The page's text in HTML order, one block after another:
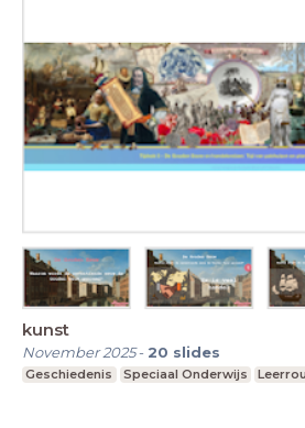
kunst
November 2025- 20 slides
Geschiedenis Speciaal Onderwijs